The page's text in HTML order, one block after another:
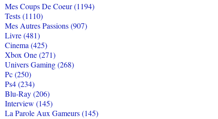
Mes Coups De Coeur (1194)
Tests (1110)
Mes Autres Passions (907)
Livre (481)
Cinema (425)
Xbox One (271)
Univers Gaming (268)
Pc (250)
Ps4 (234)
Blu-Ray (206)
Interview (145)
La Parole Aux Gameurs (145)